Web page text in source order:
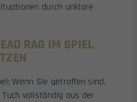
durch unklare
RAG IM SPIEL
Wenn Sie getroffen sind,
vollständig aus der